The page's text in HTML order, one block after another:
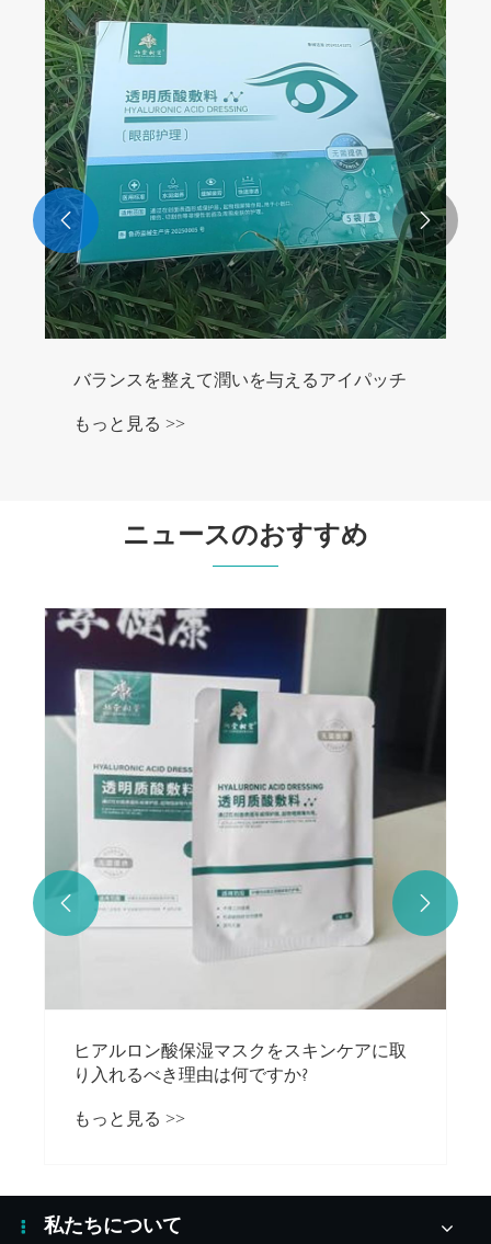
バランスを整えて潤いを与えるアイパッチ
もっと見る >>
 
ニュースのおすすめ
ヒアルロン酸保湿マスクをスキンケアに取
り入れるべき理由は何ですか?
もっと見る >>
 
私たちについて